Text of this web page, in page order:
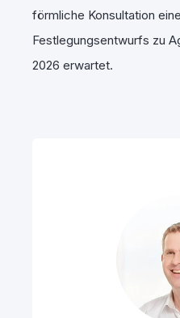
förmliche Konsultation
Festlegungsentwurfs zu
2026 erwartet.